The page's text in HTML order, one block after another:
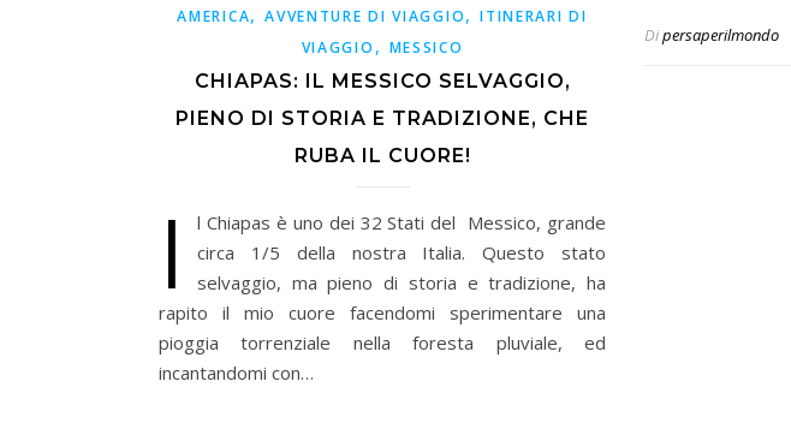
AMERICA,AVVENTURE DI VIAGGIO,ITINERARI DI
VIAGGIO , MESSICO
CHIAPAS: IL MESSICO SELVAGGIO,
PIENO DI STORIA E TRADIZIONE, CHE
RUBA IL CUORE!
I
l Chiapas è uno dei 32 Stati del Messico, grande
circa 1/5 della nostra Italia. Questo stato
selvaggio, ma pieno di storia e tradizione, ha
rapito il mio cuore facendomi sperimentare una
pioggia torrenziale nella foresta pluviale, ed
incantandomi con…
Dipersaperilmondo